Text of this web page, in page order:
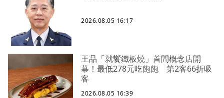
2026.08.05 16:17
王品「就饗鐵板燒」首間概念店開
幕！最低278元吃飽飽 第2客66折吸
客
2026.08.05 16:39